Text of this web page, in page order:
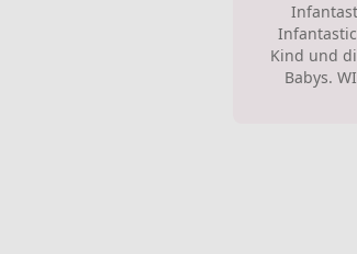
Kind und
Babys.